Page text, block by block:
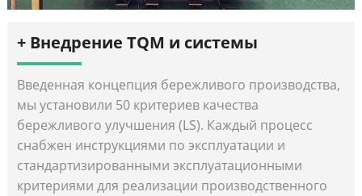
+ Внедрение TQM и системы
Введенная концепция бережливого производства,
мы установили 50 критериев качества
бережливого улучшения (LS). Каждый процесс
снабжен инструкциями по эксплуатации и
стандартизированными эксплуатационными
критериями для реализации производственного